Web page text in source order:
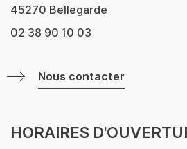
45270 Bellegarde
02 38 90 10 03
Nous contacter
HORAIRES